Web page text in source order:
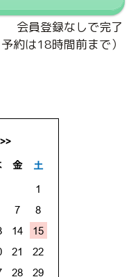
登録なしで完了
予約は18時間前まで）